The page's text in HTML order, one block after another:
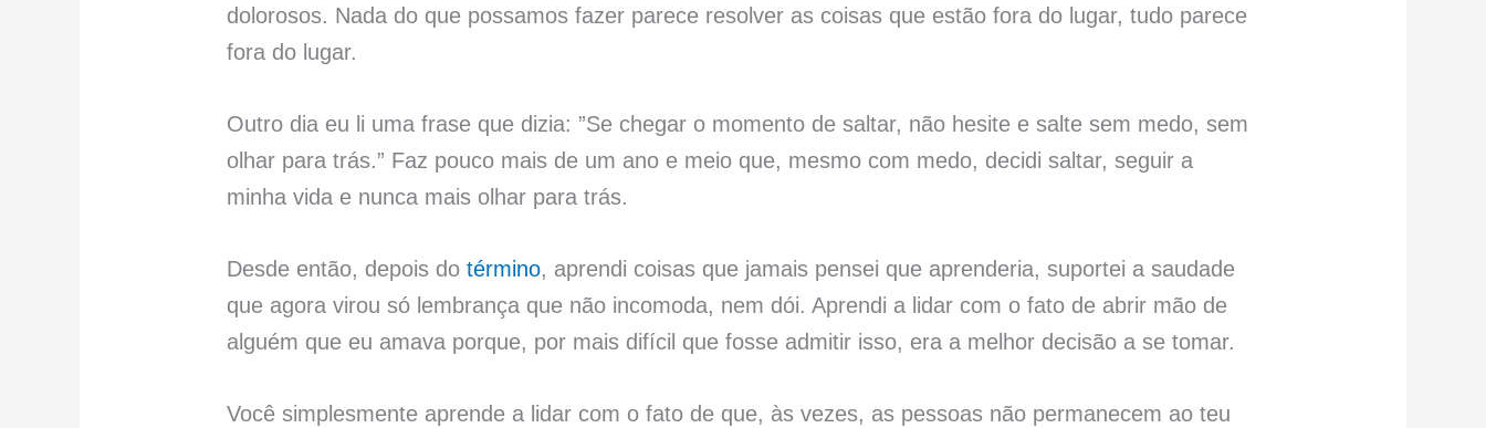
dolorosos. Nada do que possamos fazer parece resolver as coisas que estão fora do lugar, tudo parece
fora do lugar.
Outro dia eu li uma frase que dizia: ”Se chegar o momento de saltar, não hesite e salte sem medo, sem
olhar para trás.” Faz pouco mais de um ano e meio que, mesmo com medo, decidi saltar, seguir a
minha vida e nunca mais olhar para trás.
Desde então, depois dotérmino, aprendi coisas que jamais pensei que aprenderia, suportei a saudade
que agora virou só lembrança que não incomoda, nem dói. Aprendi a lidar com o fato de abrir mão de
alguém que eu amava porque, por mais difícil que fosse admitir isso, era a melhor decisão a se tomar.
Você simplesmente aprende a lidar com o fato de que, às vezes, as pessoas não permanecem ao teu